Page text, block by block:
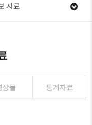
자료
상물 통계자료